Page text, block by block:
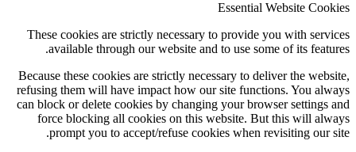
Essential Website Cookies
These cookies are strictly necessary to provide you with services
available through our website and to use some of its features.
Because these cookies are strictly necessary to deliver the website,
refusing them will have impact how our site functions. You always
can block or delete cookies by changing your browser settings and
force blocking all cookies on this website. But this will always
prompt you to accept/refuse cookies when revisiting our site.